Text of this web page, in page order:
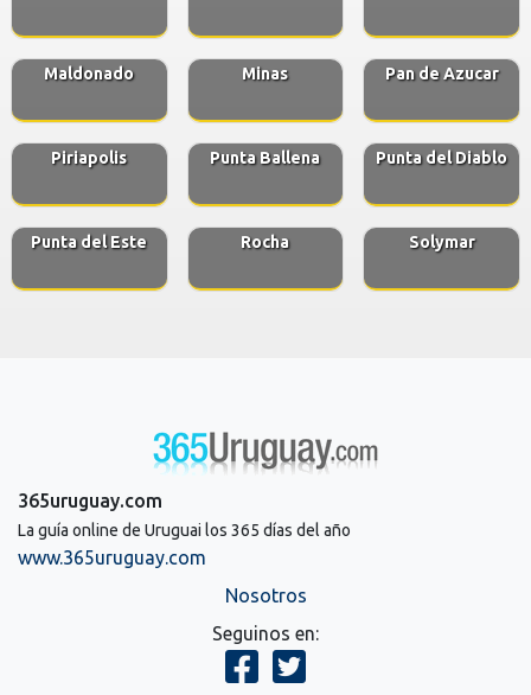
Maldonado Minas Pan de Azucar
Piriapolis Punta Ballena Punta del Diablo
Punta del Este Rocha Solymar
365uruguay.com
La guía online de Uruguai los 365 días del año
www.365uruguay.com
Nosotros
Seguinos en: